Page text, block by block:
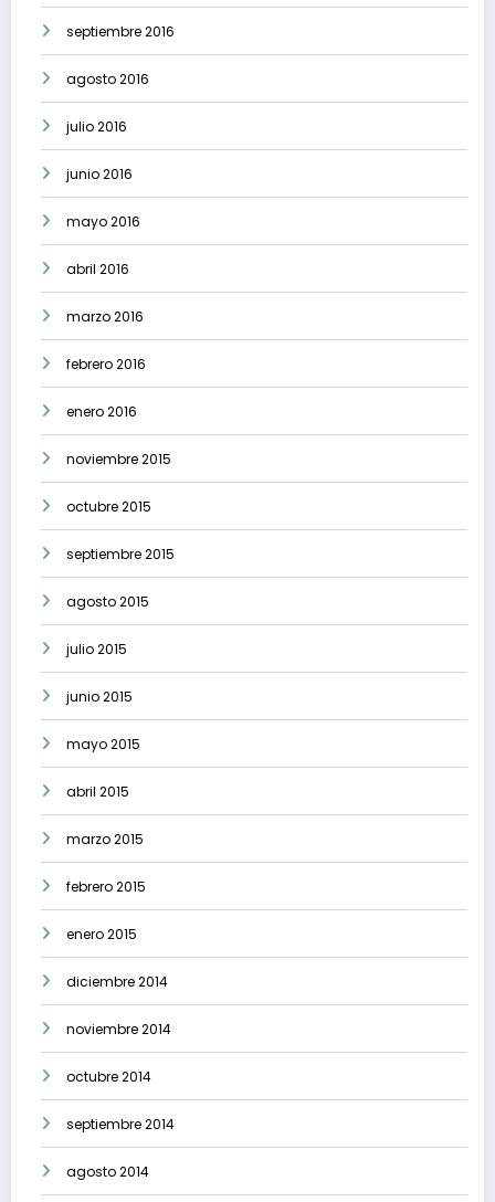
septiembre 2016
agosto 2016
julio 2016
junio 2016
mayo 2016
abril 2016
marzo 2016
febrero 2016
enero 2016
noviembre 2015
octubre 2015
septiembre 2015
agosto 2015
julio 2015
junio 2015
mayo 2015
abril 2015
marzo 2015
febrero 2015
enero 2015
diciembre 2014
noviembre 2014
octubre 2014
septiembre 2014
agosto 2014